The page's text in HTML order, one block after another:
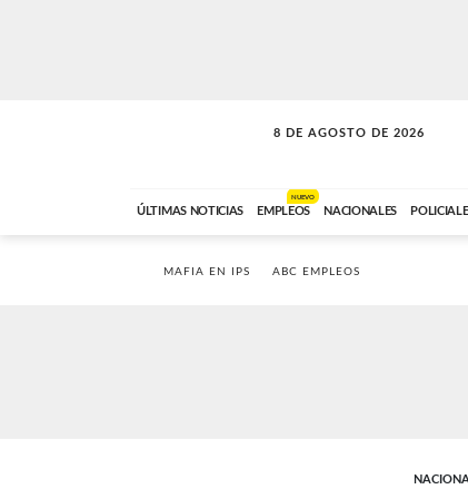
8 DE AGOSTO DE 2026
SOLO MÚSICA
ÚLTIMAS NOTICIAS EMPLEOS
NUEVO
NACIONALES
MAFIA EN IPS ABC EMPLEOS